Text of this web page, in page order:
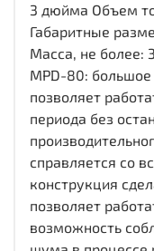
3 дюйма Объем
Габаритные
Масса, не более:
MPD-80:
позволяет
периода без
справляется со
конструкция
позволяет
возможность